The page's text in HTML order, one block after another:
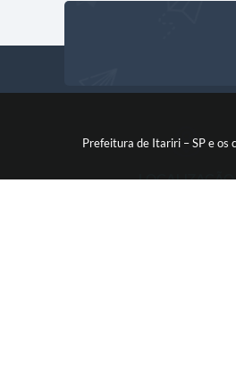
Prefeitura de Itariri – SP e os
LOCALIZAÇÃO